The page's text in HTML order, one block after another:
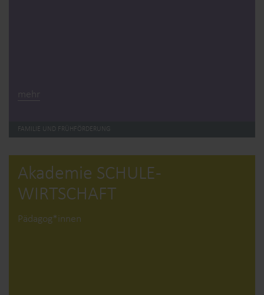
mehr
FAMILIE UND FRÜHFÖRDERUNG
Akademie SCHULE­
WIRTSCHAFT
Pädagog*innen